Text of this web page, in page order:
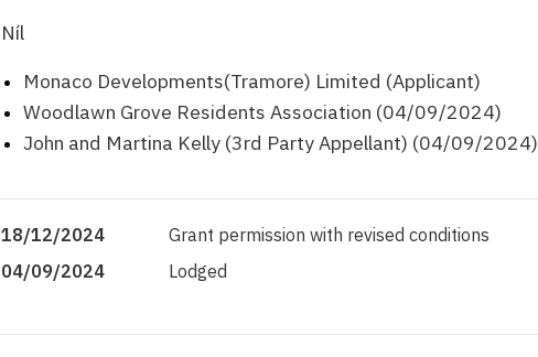
Níl
Monaco Developments(Tramore) Limited (Applicant)
Woodlawn Grove Residents Association (04/09/2024)
John and Martina Kelly (3rd Party Appellant) (04/09/2024)
18/12/2024
Grant permission with revised conditions
04/09/2024
Lodged